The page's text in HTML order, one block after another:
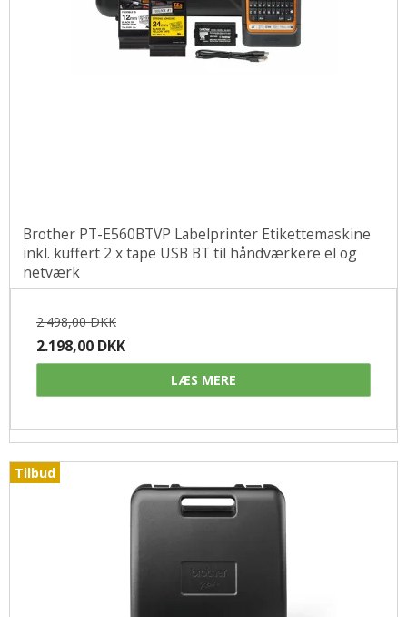
Brother PT-E560BTVP Labelprinter Etikettemaskine
inkl. kuffert 2 x tape USB BT til håndværkere el og
netværk
2.498,00 DKK
2.198,00 DKK
LÆS MERE
Tilbud